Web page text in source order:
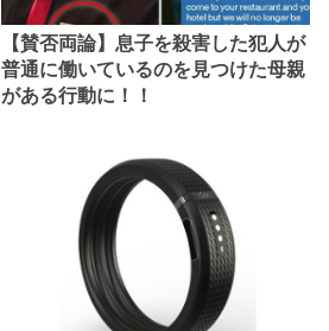
【賛否両論】息子を殺害した犯人が
普通に働いているのを見つけた母親
がある行動に！！